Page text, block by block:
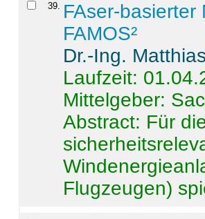
39. FAser-
FAMOS²
Dr.-Ing.
Laufzeit:
Mittelgeber:
Abstract: Für
Flugzeugen)